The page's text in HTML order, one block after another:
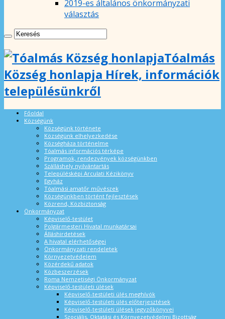
2019-es általános önkormányzati
választás
Tóalmás
Község honlapja Hírek, információk
településünkről
Főoldal
Községünk
Községünk története
Községünk elhelyezkedése
Községháza történelme
Tóalmás információs térképe
Programok, rendezvények községünkben
Szálláshely nyilvántartás
Településképi Arculati Kézikönyv
Egyház
Tóalmási amatőr művészek
Községünkben történt fejlesztések
Közrend, Közbiztonság
Önkormányzat
Képviselő-testület
Polgármesteri Hivatal munkatársai
Álláshirdetések
A hivatal elérhetőségei
Önkormányzati rendeletek
Környezetvédelem
Közérdekű adatok
Közbeszerzések
Roma Nemzetiségi Önkormányzat
Képviselő-testületi ülések
Képviselő-testületi ülés meghívók
Képviselő-testületi ülés előterjesztések
Képviselő-testületi ülések jegyzőkönyvei
Szociális, Oktatási és Környezetvédelmi Bizottság